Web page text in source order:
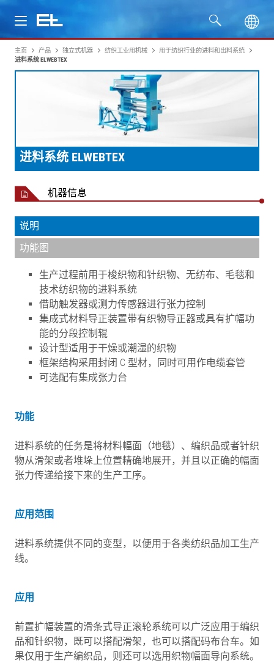
产品
公司
主页 产品 独立式机器 纺织工业用机械
用于纺织行业的进料和出料系统
进料系统 ELWEBTEX
进料系统 ELWEBTEX
机器信息
说明
功能图
生产过程前用于梭织物和针织物、无纺布、毛毯和
技术纺织物的进料系统
借助触发器或测力传感器进行张力控制
集成式材料导正装置带有织物导正器或具有扩幅功
能的分段控制辊
设计型适用于干燥或潮湿的织物
框架结构采用封闭 C 型材，同时可用作电缆套管
可选配有集成张力台
功能
进料系统的任务是将材料幅面（地毯）、编织品或者针织
物从滑架或者堆垛上位置精确地展开，并且以正确的幅面
张力传递给接下来的生产工序。
应用范围
进料系统提供不同的变型，以便用于各类纺织品加工生产
线。
应用
前置扩幅装置的滑条式导正滚轮系统可以广泛应用于编织
品和针织物，既可以搭配滑架，也可以搭配码布台车。如
果仅用于生产编织品，则还可以选用织物幅面导向系统。